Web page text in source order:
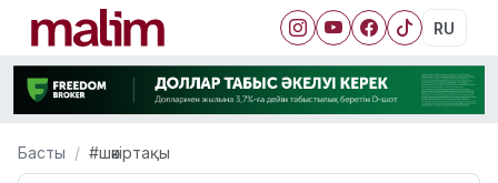
RU
Басты #шәкіртақы